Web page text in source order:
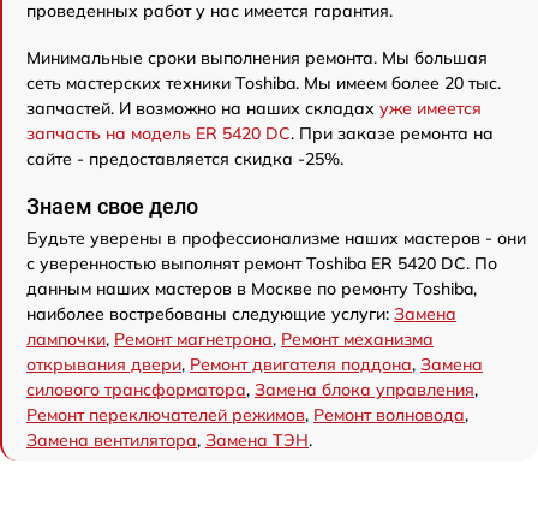
проведенных работ у нас имеется гарантия.
Минимальные сроки выполнения ремонта. Мы большая
сеть мастерских техники Toshiba. Мы имеем более 20 тыс.
запчастей. И возможно на наших складах уже имеется
запчасть на модель ER 5420 DC. При заказе ремонта на
сайте - предоставляется скидка -25%.
Знаем свое дело
Будьте уверены в профессионализме наших мастеров - они
с уверенностью выполнят ремонт Toshiba ER 5420 DC. По
данным наших мастеров в Москве по ремонту Toshiba,
наиболее востребованы следующие услуги: Замена
лампочки, Ремонт магнетрона, Ремонт механизма
открывания двери, Ремонт двигателя поддона, Замена
силового трансформатора, Замена блока управления,
Ремонт переключателей режимов, Ремонт волновода,
Замена вентилятора, Замена ТЭН.